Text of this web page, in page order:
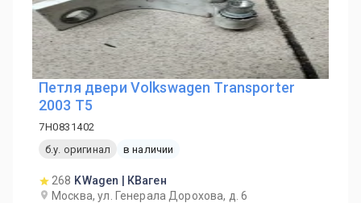
Петля двери Volkswagen Transporter
2003 T5
7H0831402
б.у. оригинал
в наличии
268 KWagen | КВаген
Москва, ул. Генерала Дорохова, д. 6